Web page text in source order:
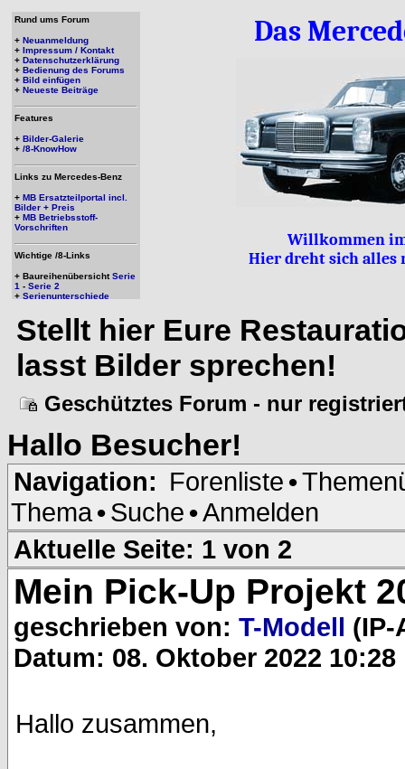
Rund ums Forum
+ Neuanmeldung
+ Impressum / Kontakt
+ Datenschutzerklärung
+ Bedienung des Forums
+ Bild einfügen
+ Neueste Beiträge
Features
+ Bilder-Galerie
+ /8-KnowHow
Links zu Mercedes-Benz
+ MB Ersatzteilportal incl.
Bilder + Preis
+ MB Betriebsstoff-
Vorschriften
Wichtige /8-Links
+ BaureihenübersichtSerie
1 - Serie 2
+ Serienunterschiede
Das
Willkommen
Hier dreht sich alles
Stellt hier Eure
lasst Bilder sprechen!
Geschütztes Forum - nur
Hallo Besucher!
Navigation: Forenliste •
Thema•Suche •Anmelden
Aktuelle Seite: 1 von 2
Mein Pick-Up Projekt
geschrieben von: T-Modell (IP-
Datum: 08. Oktober 2022 10:28
Hallo zusammen,